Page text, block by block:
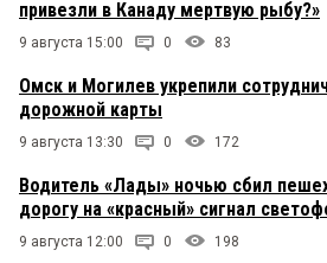
привезли в Канаду мертвую рыбу?»
9 августа 15:00 0 83
Омск и Могилев укрепили
дорожной карты
9 августа 13:30 0 172
Водитель «Лады» ночью сбил
дорогу на «красный» сигнал
9 августа 12:00 0 198